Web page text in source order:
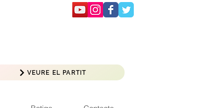
VEURE EL PARTIT